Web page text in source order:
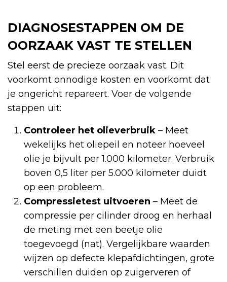
DIAGNOSESTAPPEN OM DE
OORZAAK VAST TE STELLEN
Stel eerst de precieze oorzaak vast. Dit
voorkomt onnodige kosten en voorkomt dat
je ongericht repareert. Voer de volgende
stappen uit:
Controleer het olieverbruik – Meet
wekelijks het oliepeil en noteer hoeveel
olie je bijvult per 1.000 kilometer. Verbruik
boven 0,5 liter per 5.000 kilometer duidt
op een probleem.
Compressietest uitvoeren – Meet de
compressie per cilinder droog en herhaal
de meting met een beetje olie
toegevoegd (nat). Vergelijkbare waarden
wijzen op defecte klepafdichtingen, grote
verschillen duiden op zuigerveren of